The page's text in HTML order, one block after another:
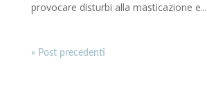
provocare disturbi alla masticazione e...
« Post precedenti